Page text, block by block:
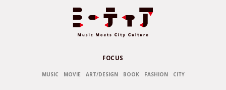
FOCUS
MUSIC MOVIE ART/DESIGN BOOK FASHION CITY